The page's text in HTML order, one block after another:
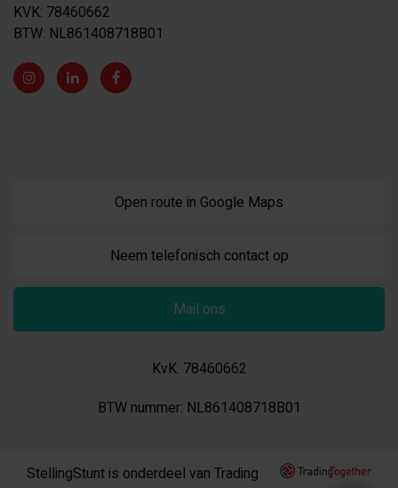
KVK: 78460662
BTW: NL861408718B01
Open route in Google Maps
Neem telefonisch contact op
Mail ons
KvK: 78460662
BTW nummer: NL861408718B01
StellingStunt is onderdeel van Trading